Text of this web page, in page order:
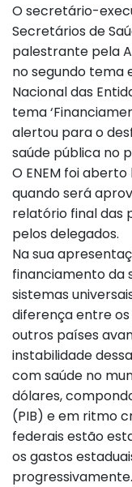
O secretário-
Secretários de
palestrante pela
no segundo tema
Nacional das
tema
alertou para o
saúde pública no
O ENEM foi
quando será
relatório final das
pelos delegados.
Na sua
financiamento da
sistemas
diferença entre
outros países
instabilidade
com saúde no
dólares,
(PIB) e em ritmo
federais estão
os gastos
progressivamente.